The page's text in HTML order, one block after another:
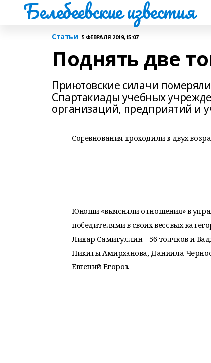
Белебеевские известия
Статьи 5 ФЕВРАЛЯ 2019, 15:07
Поднять две
Приютовские силачи
Спартакиады учебных
организаций, предприятий и
Соревнования проходили в двух
Юноши «выясняли отношения» в
победителями в своих весовых
Линар Самигуллин – 56 толчков и
Никиты Амирханова, Даниила
Евгений Егоров.